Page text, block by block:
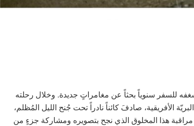
للسفر سنوياً بحثاً عن مغامراتٍ جديدة. وخلال رحلته
الأفريقية، صادفَ كائناً نادراً تحت جُنح الليل المُظلم،
مراقبة هذا المخلوق الذي نجح بتصويره ومشاركة جزءٍ من